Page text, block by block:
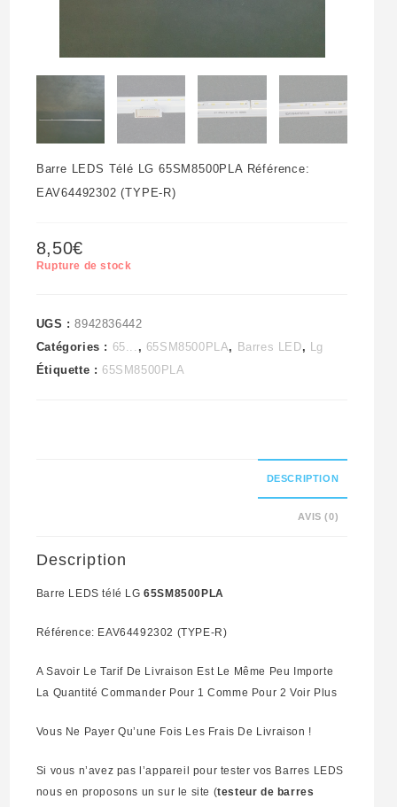
Barre LEDS Télé LG 65SM8500PLA Référence:
EAV64492302 (TYPE-R)
8,50€
Rupture de stock
UGS :8942836442
Catégories : 65... , 65SM8500PLA, Barres LED, Lg
Étiquette : 65SM8500PLA
DESCRIPTION
AVIS (0)
Description
Barre LEDS télé LG65SM8500PLA
Référence: EAV64492302 (TYPE-R)
A Savoir Le Tarif De Livraison Est Le Même Peu Importe
La Quantité Commander Pour 1 Comme Pour 2 Voir Plus
Vous Ne Payer Qu’une Fois Les Frais De Livraison !
Si vous n’avez pas l’appareil pour tester vos Barres LEDS
nous en proposons un sur le site (testeur de barres